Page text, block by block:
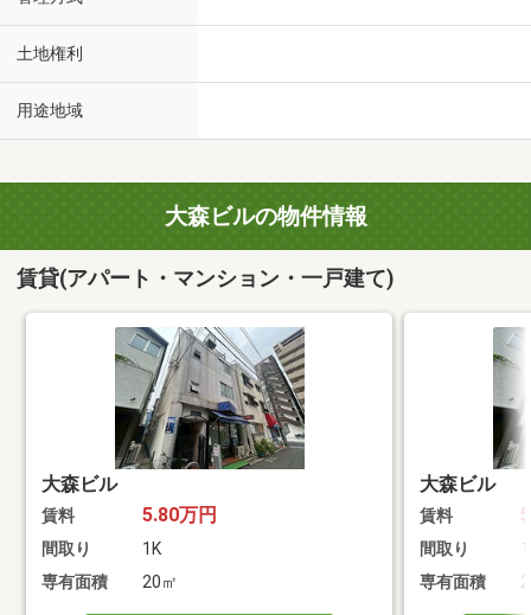
土地権利
用途地域
大森ビルの物件情報
賃貸(アパート・マンション・一戸建て)
大森ビル
賃料 5.80万円
間取り
1K
専有面積
20㎡
大森ビル
賃料
間取り
専有面積